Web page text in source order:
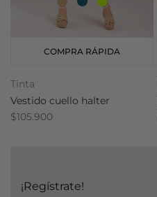
COMPRA RÁPIDA
Tinta
Vestido cuello halter
$105.900
¡Regístrate!